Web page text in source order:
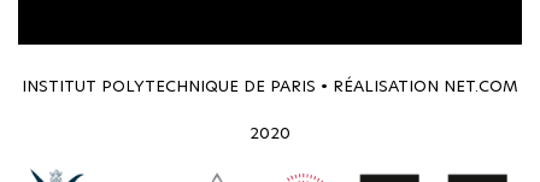
INSTITUT POLYTECHNIQUE DE PARIS • RÉALISATION NET.COM
2020